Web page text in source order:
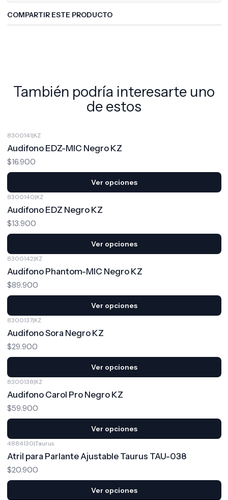
COMPARTIR ESTE PRODUCTO
También podría interesarte uno
de estos
8300141|KZ
Audifono EDZ-MIC Negro KZ
$16.900
Ver opciones
8300140|KZ
Audifono EDZ Negro KZ
$13.900
Ver opciones
8300142|KZ
Audifono Phantom-MIC Negro KZ
$89.900
Ver opciones
8300137|KZ
Audifono Sora Negro KZ
$29.900
Ver opciones
8300138|KZ
Audifono Carol Pro Negro KZ
$59.900
Ver opciones
4884130|Taurus
Atril para Parlante Ajustable Taurus TAU-038
$20.900
Ver opciones